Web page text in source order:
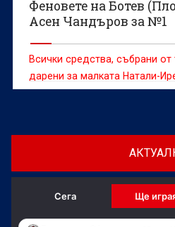
Феновете на Ботев
Асен Чандъров за №1
Всички средства, събрани
дарени за малката Натали-
Сега Ще